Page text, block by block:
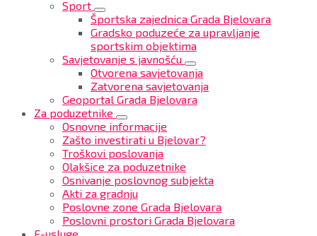
Sport
Športska zajednica Grada Bjelovara
Gradsko poduzeće za upravljanje
sportskim objektima
Savjetovanje s javnošću
Otvorena savjetovanja
Zatvorena savjetovanja
Geoportal Grada Bjelovara
Za poduzetnike
Osnovne informacije
Zašto investirati u Bjelovar?
Troškovi poslovanja
Olakšice za poduzetnike
Osnivanje poslovnog subjekta
Akti za gradnju
Poslovne zone Grada Bjelovara
Poslovni prostori Grada Bjelovara